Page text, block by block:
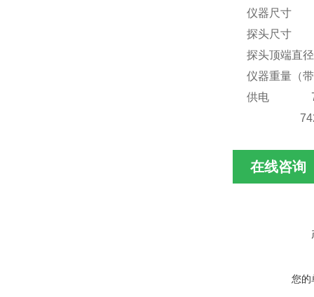
仪器尺寸
探头尺寸
探头顶端直
仪器重量（
供电
7425型
在线咨询
您的